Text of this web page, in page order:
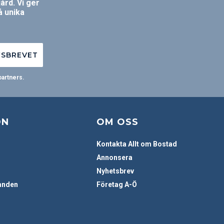
Vi ger
unika
OM OSS
Kontakta Allt om Bostad
Annonsera
Nyhetsbrev
Företag A-Ö